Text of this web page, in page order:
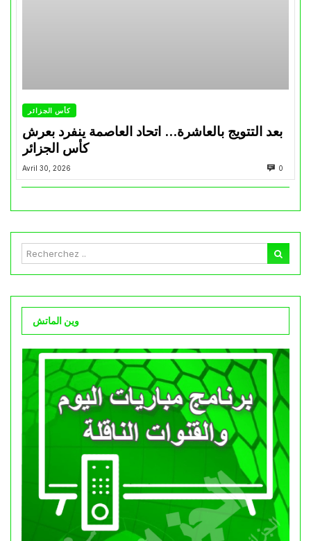
كأس الجزائر
بعد التتويج بالعاشرة… اتحاد العاصمة ينفرد بعرش
كأس الجزائر
Avril 30, 2026 0
وين الماتش